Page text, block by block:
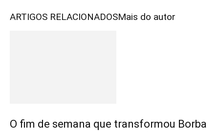
ARTIGOS RELACIONADOSMais do autor
O fim de semana que transformou Borba